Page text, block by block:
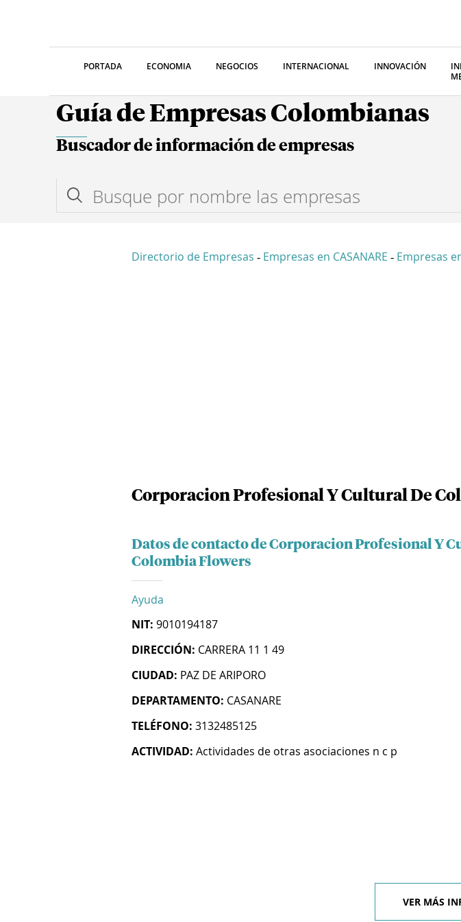
PORTADA ECONOMIA NEGOCIOS INTERNACIONAL INNOVACIÓN
Guía de Empresas Colombianas
Buscador de información de empresas
Directorio de Empresas - Empresas en CASANARE - Empresas
Corporacion Profesional Y Cultural De
Datos de contacto de Corporacion Profesional Y
Colombia Flowers
Ayuda
NIT: 9010194187
DIRECCIÓN: CARRERA 11 1 49
CIUDAD: PAZ DE ARIPORO
DEPARTAMENTO: CASANARE
TELÉFONO: 3132485125
ACTIVIDAD: Actividades de otras asociaciones n c p
VER MÁS